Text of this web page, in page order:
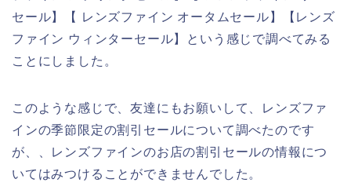
セール】【 レンズファイン オータムセール】【レンズ
ファイン ウィンターセール】という感じで調べてみる
ことにしました。
このような感じで、友達にもお願いして、レンズファ
インの季節限定の割引セールについて調べたのです
が、、レンズファインのお店の割引セールの情報につ
いてはみつけることができませんでした。